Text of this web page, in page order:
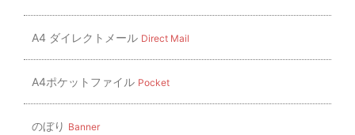
A4 ダイレクトメール Direct Mail
A4ポケットファイル Pocket
のぼり Banner